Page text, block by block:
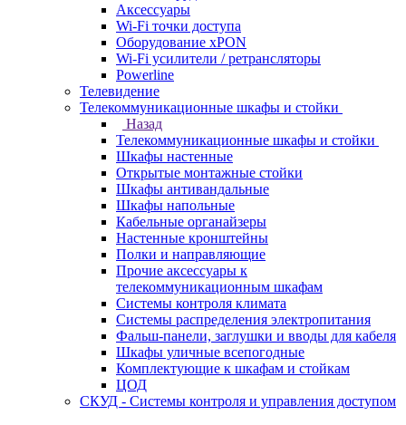
Аксессуары
Wi-Fi точки доступа
Оборудование хPON
Wi-Fi усилители / ретрансляторы
Powerline
Телевидение
Телекоммуникационные шкафы и стойки
Назад
Телекоммуникационные шкафы и стойки
Шкафы настенные
Открытые монтажные стойки
Шкафы антивандальные
Шкафы напольные
Кабельные органайзеры
Настенные кронштейны
Полки и направляющие
Прочие аксессуары к
телекоммуникационным шкафам
Системы контроля климата
Системы распределения электропитания
Фальш-панели, заглушки и вводы для кабеля
Шкафы уличные всепогодные
Комплектующие к шкафам и стойкам
ЦОД
СКУД - Системы контроля и управления доступом